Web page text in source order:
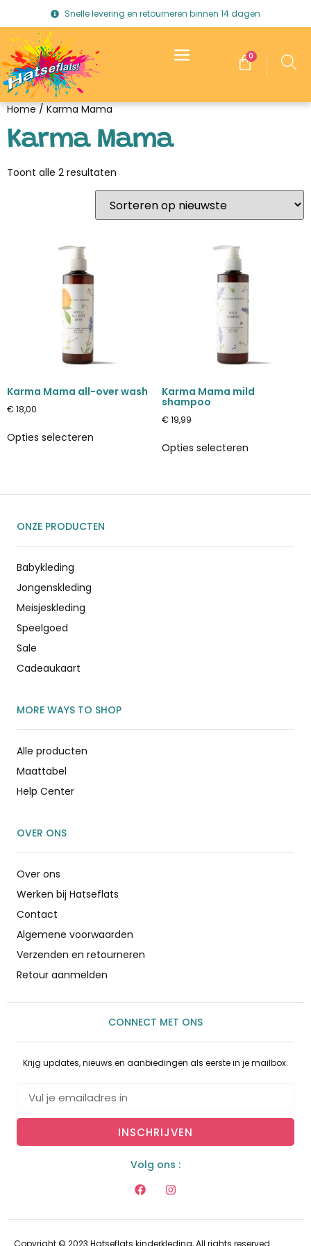
Snelle levering en retourneren binnen 14 dagen
0
Home/ Karma Mama
Karma Mama
Toont alle 2 resultaten
Karma Mama all-over wash
€ 18,00
Opties selecteren
Karma Mama mild
shampoo
€ 19,99
Opties selecteren
ONZE PRODUCTEN
Babykleding
Jongenskleding
Meisjeskleding
Speelgoed
Sale
Cadeaukaart
MORE WAYS TO SHOP
Alle producten
Maattabel
Help Center
OVER ONS
Over ons
Werken bij Hatseflats
Contact
Algemene voorwaarden
Verzenden en retourneren
Retour aanmelden
CONNECT MET ONS
Krijg updates, nieuws en aanbiedingen als eerste in je mailbox.
INSCHRIJVEN
Volg ons :